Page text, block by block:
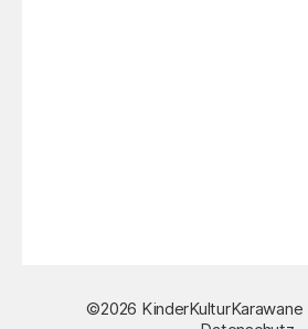
©2026 KinderKulturKarawane |